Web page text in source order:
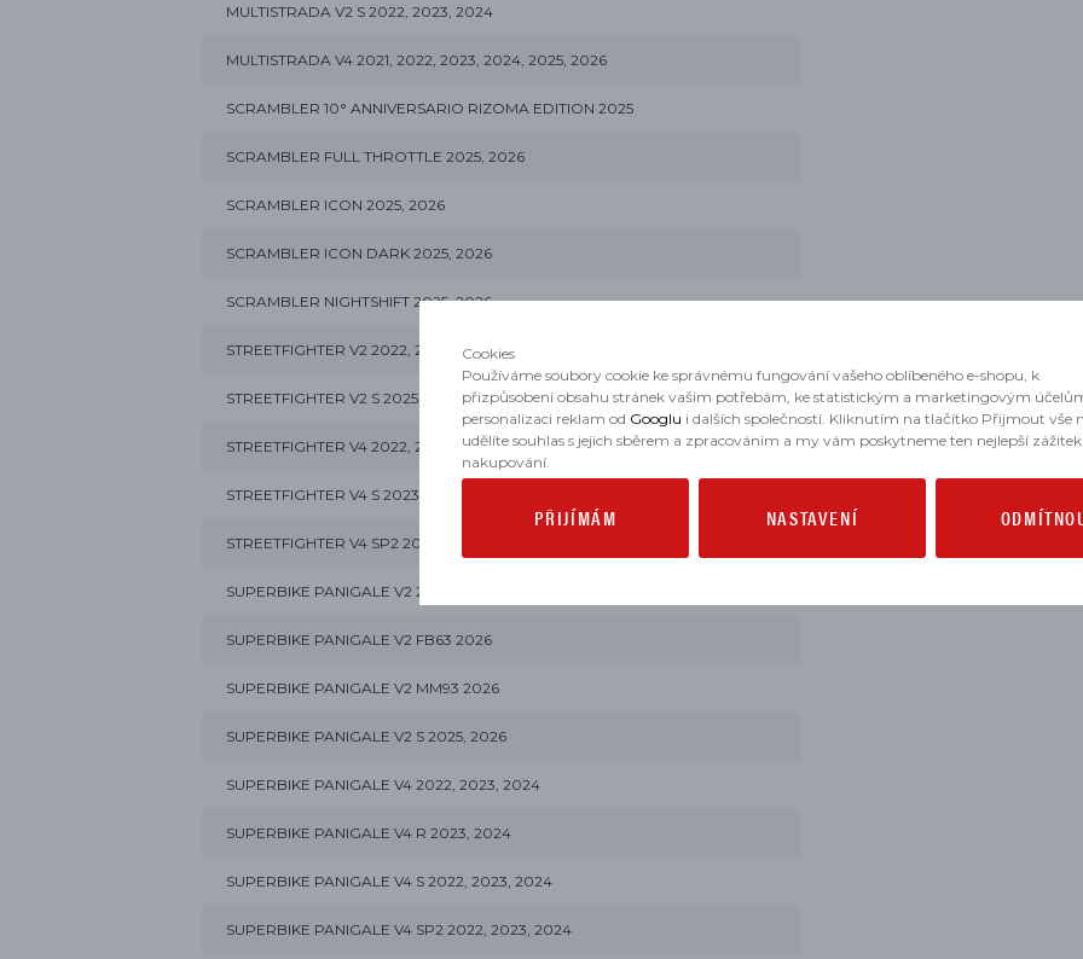
MULTISTRADA V2 S 2022, 2023, 2024
MULTISTRADA V4 2021, 2022, 2023, 2024, 2025, 2026
SCRAMBLER 10° ANNIVERSARIO RIZOMA EDITION 2025
SCRAMBLER FULL THROTTLE 2025, 2026
SCRAMBLER ICON 2025, 2026
SCRAMBLER ICON DARK 2025, 2026
SCRAMBLER NIGHTSHIFT 2025, 2026
STREETFIGHTER V2 2022, 2023, 2024, 2025, 2026
STREETFIGHTER V2 S 2025, 2026
STREETFIGHTER V4 2022, 2023, 2024
STREETFIGHTER V4 S 2023, 2024
STREETFIGHTER V4 SP2 2023, 2024
SUPERBIKE PANIGALE V2 2025, 2026
SUPERBIKE PANIGALE V2 FB63 2026
SUPERBIKE PANIGALE V2 MM93 2026
SUPERBIKE PANIGALE V2 S 2025, 2026
SUPERBIKE PANIGALE V4 2022, 2023, 2024
SUPERBIKE PANIGALE V4 R 2023, 2024
SUPERBIKE PANIGALE V4 S 2022, 2023, 2024
SUPERBIKE PANIGALE V4 SP2 2022, 2023, 2024
Cookies
Používáme soubory cookie ke správnému fungování vašeho oblíbeného e-shopu, k
přizpůsobení obsahu stránek vašim potřebám, ke statistickým a marketingovým
personalizaci reklam od Googlu i dalších společností. Kliknutím na tlačítko Přijmout vše
udělíte souhlas s jejich sběrem a zpracováním a my vám poskytneme ten nejlepší
nakupování.
PŘIJÍMÁM NASTAVENÍ